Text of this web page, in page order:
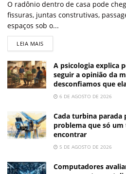
O radônio dentro de casa pode
fissuras, juntas construtivas,
espaços sob o...
LEIA MAIS
A psicologia explica
seguir a opinião da
desconfiamos que
6 DE AGOSTO DE 2026
Cada turbina parada
problema que só um
encontrar
5 DE AGOSTO DE 2026
Computadores